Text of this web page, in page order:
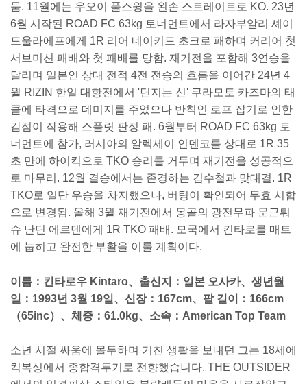
둠. 11월에는 우오이 풀스윙을 왼손 스트레이트로 KO. 23년
6월 시작된 ROAD FC 63kg 토너먼트에서 라자부알리 셰이
드울라에프에게 1R 리어 네이키드 초크로 패하며 커리어 첫
서브미션 패배와 첫 패배를 당함. 재기전을 포함해 3연승을
달리며 일본인 상대 전적 4전 전승의 흐름을 이어간 24년 4
월 RIZIN 한일 대항전에서 '던지는 신' 쿠라모토 카즈마의 태
클에 타격으로 데미지를 주었으나 반칙인 로프 잡기로 인한
감점이 작용해 스플릿 판정 패. 6월부터 ROAD FC 63kg 토
너먼트에 참가, 러시아의 알렉세이 인덴코를 상대로 1R 35
초 만에 하이킥으로 TKO 승리를 거두며 재기전을 성공적으
로 마무리. 12월 결승에서는 존경하는 김수철과 맞대결. 1R
TKO로 일단 우승을 차지했으나, 버팅이 확인되어 무효 시합
으로 변경됨. 올해 3월 재기전에서 몽골의 광전무파 문근퉈
슈 난딘 에르덴에게 1R TKO 패배. 모국에서 킨타로를 매트
에 눕히고 완전한 부활을 이룰 계획이다.
이름：킨타로우 Kintaro、출신지：일본 오사카、생년월
일：1993년 3월 19일、신장：167cm、팔 길이：166cm
（65inc）、체중：61.0kg、소속：American Top Team
소년 시절 싸움에 몰두하며 거친 생활을 보내던 그는 18세에
킥복싱에서 종합격투기로 전향했습니다. THE OUTSIDER